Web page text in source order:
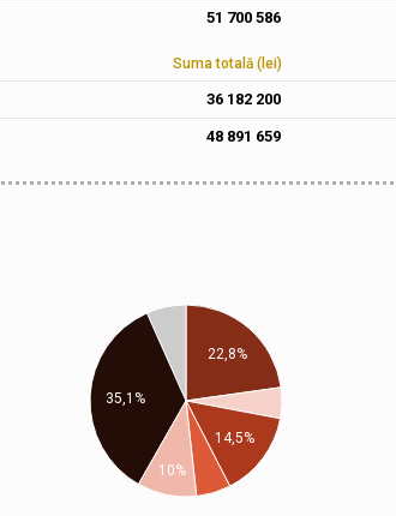
51 700 586
Suma totală (lei)
36 182 200
48 891 659
22,8%
14,5%
35,1%
10%